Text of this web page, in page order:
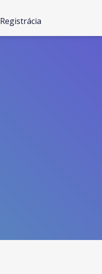
Registrácia